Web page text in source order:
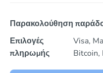
Παρακολούθηση
Επιλογές
πληρωμής
Visa,
Bitcoin,